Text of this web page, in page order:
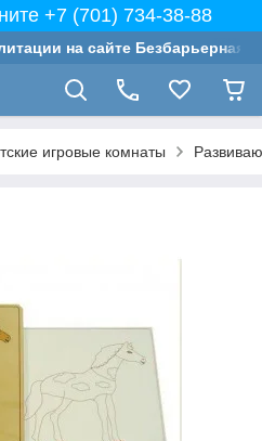
+7 (701) 734-38-88
на сайте Безбарьерная
игровые комнаты